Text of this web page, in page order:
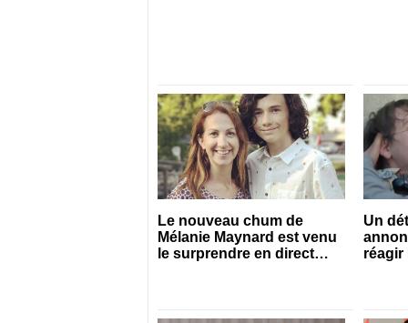
Le nouveau chum de
Mélanie Maynard est venu
le surprendre en direct
Un
réagir